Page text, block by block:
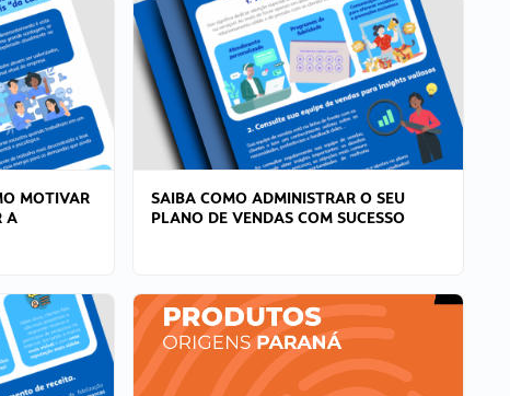
MOTIVAR
A
SAIBA COMO ADMINISTRAR O SEU
PLANO DE VENDAS COM SUCESSO